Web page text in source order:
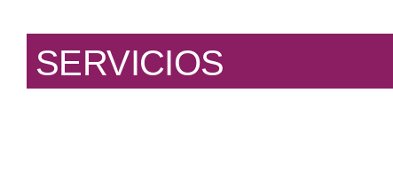
SERVICIOS